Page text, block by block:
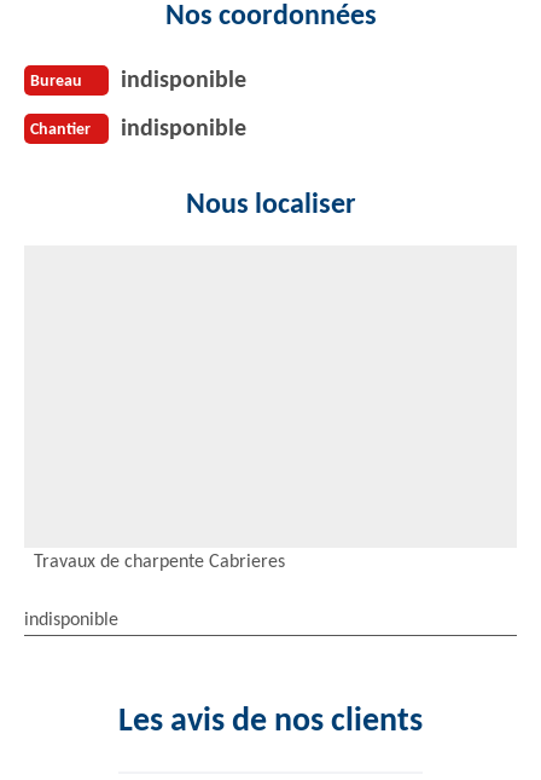
Nos coordonnées
Bureau indisponible
Chantier indisponible
Nous localiser
Travaux de charpente Cabrieres
indisponible
Les avis de nos clients